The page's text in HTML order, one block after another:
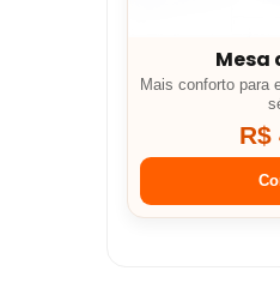
Mesa
Mais conforto para
R$